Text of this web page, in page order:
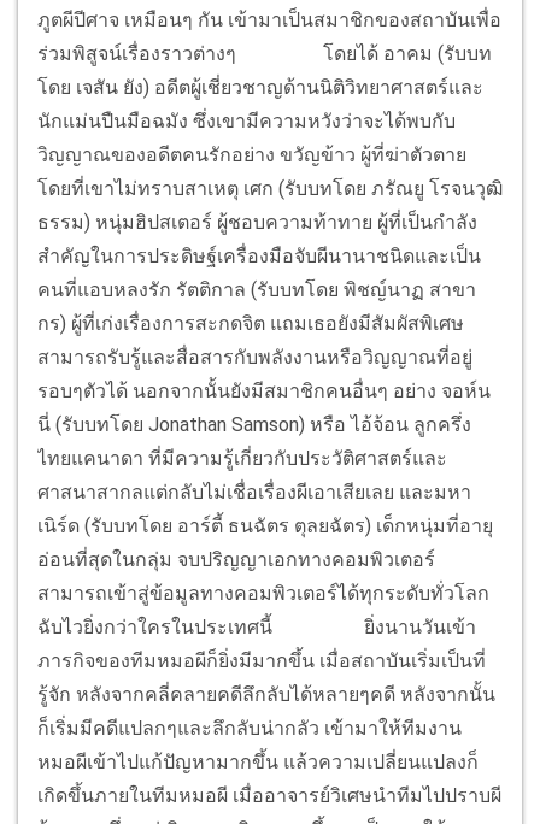
ภูตผีปีศาจ เหมือนๆ กัน เข้ามาเป็นสมาชิกของสถาบันเพื่อ
ร่วมพิสูจน์เรื่องราวต่างๆ
โดยได้ อาคม (รับบท
โดย เจสัน ยัง) อดีตผู้เชี่ยวชาญด้านนิติวิทยาศาสตร์และ
นักแม่นปืนมือฉมัง ซึ่งเขามีความหวังว่าจะได้พบกับ
วิญญาณของอดีตคนรักอย่าง ขวัญข้าว ผู้ที่ฆ่าตัวตาย
โดยที่เขาไม่ทราบสาเหตุ เศก (รับบทโดย ภรัณยู โรจนวุฒิ
ธรรม) หนุ่มฮิปสเตอร์ ผู้ชอบความท้าทาย ผู้ที่เป็นกำลัง
สำคัญในการประดิษฐ์เครื่องมือจับผีนานาชนิดและเป็น
คนที่แอบหลงรัก รัตติกาล (รับบทโดย พิชญ์นาฏ สาขา
กร) ผู้ที่เก่งเรื่องการสะกดจิต แถมเธอยังมีสัมผัสพิเศษ
สามารถรับรู้และสื่อสารกับพลังงานหรือวิญญาณที่อยู่
รอบๆตัวได้ นอกจากนั้นยังมีสมาชิกคนอื่นๆ อย่าง จอห์น
นี่ (รับบทโดย Jonathan Samson) หรือ ไอ้จ้อน ลูกครึ่ง
ไทยแคนาดา ที่มีความรู้เกี่ยวกับประวัติศาสตร์และ
ศาสนาสากลแต่กลับไม่เชื่อเรื่องผีเอาเสียเลย และมหา
เนิร์ด (รับบทโดย อาร์ตี้ ธนฉัตร ตุลยฉัตร) เด็กหนุ่มที่อายุ
อ่อนที่สุดในกลุ่ม จบปริญญาเอกทางคอมพิวเตอร์
สามารถเข้าสู่ข้อมูลทางคอมพิวเตอร์ได้ทุกระดับทั่วโลก
ฉับไวยิ่งกว่าใครในประเทศนี้
ยิ่งนานวันเข้า
ภารกิจของทีมหมอผีก็ยิ่งมีมากขึ้น เมื่อสถาบันเริ่มเป็นที่
รู้จัก หลังจากคลี่คลายคดีลึกลับได้หลายๆคดี หลังจากนั้น
ก็เริ่มมีคดีแปลกๆและลึกลับน่ากลัว เข้ามาให้ทีมงาน
หมอผีเข้าไปแก้ปัญหามากขึ้น แล้วความเปลี่ยนแปลงก็
เกิดขึ้นภายในทีมหมอผี เมื่ออาจารย์วิเศษนำทีมไปปราบผี